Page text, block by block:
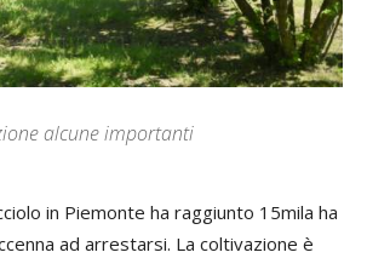
alcune importanti
in Piemonte ha raggiunto 15mila ha
ad arrestarsi. La coltivazione è